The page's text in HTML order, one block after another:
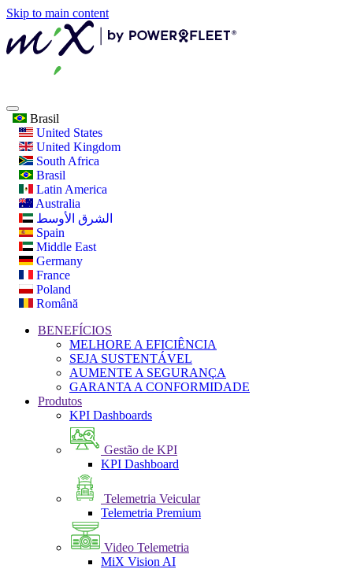
Skip to main content
Brasil
United States
United Kingdom
South Africa
Brasil
Latin America
Australia
الشرق الأوسط
Spain
Middle East
Germany
France
Poland
Română
BENEFÍCIOS
MELHORE A EFICIÊNCIA
SEJA SUSTENTÁVEL
AUMENTE A SEGURANÇA
GARANTA A CONFORMIDADE
Produtos
KPI Dashboards
Gestão de KPI
KPI Dashboard
Telemetria Veicular
Telemetria Premium
Video Telemetria
MiX Vision AI